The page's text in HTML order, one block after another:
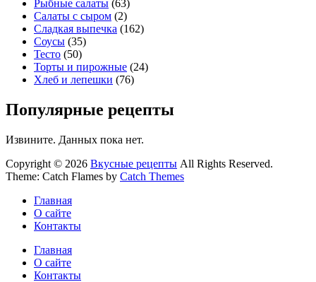
Рыбные салаты (63)
Салаты с сыром (2)
Сладкая выпечка (162)
Соусы (35)
Тесто (50)
Торты и пирожные (24)
Хлеб и лепешки (76)
Популярные рецепты
Извините. Данных пока нет.
Copyright © 2026 Вкусные рецепты All Rights Reserved.
Theme: Catch Flames by Catch Themes
Главная
О сайте
Контакты
Главная
О сайте
Контакты